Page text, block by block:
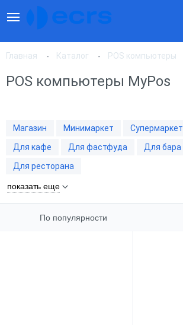
Главная Каталог POS компьютеры
POS компьютеры MyPos
Магазин Минимаркет Супермаркет
Для кафе
Для фастфуда
Для бара
Для ресторана
показать еще
По популярности
По цене, по возрастанию